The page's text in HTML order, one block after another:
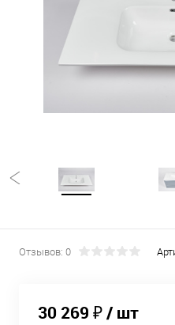
Отзывов: 0
30 269 ₽/ шт